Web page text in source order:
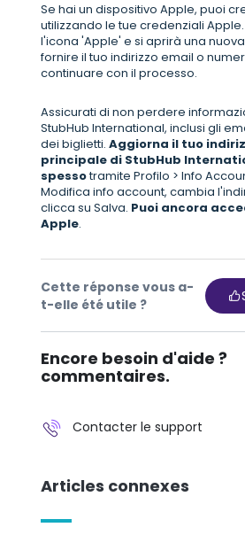
Se hai un dispositivo Apple, puoi
utilizzando le tue credenziali
l'icona 'Apple' e si aprirà una
fornire il tuo indirizzo email o
continuare con il processo.
Assicurati di non perdere
StubHub International, inclusi gli
dei biglietti. Aggiorna il tuo
principale di StubHub
spessotramite Profilo > Info
Modifica info account, cambia
clicca su Salva. Puoi ancora
Apple.
Cette réponse vous a-
t-elle été utile ?
Encore besoin d'aide ?
commentaires.
Contacter le support
Articles connexes